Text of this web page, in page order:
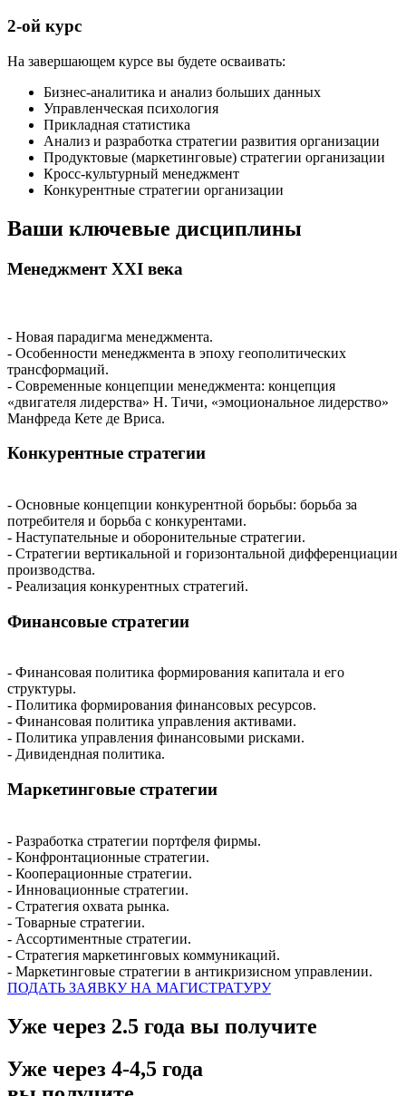
2-ой курс
На завершающем курсе вы будете осваивать:
Бизнес-аналитика и анализ больших данных
Управленческая психология
Прикладная статистика
Анализ и разработка стратегии развития организации
Продуктовые (маркетинговые) стратегии организации
Кросс-культурный менеджмент
Конкурентные стратегии организации
Ваши ключевые дисциплины
Менеджмент XXI века
- Новая парадигма менеджмента.
- Особенности менеджмента в эпоху геополитических
трансформаций.
- Современные концепции менеджмента: концепция
«двигателя лидерства» Н. Тичи, «эмоциональное лидерство»
Манфреда Кете де Вриса.
Конкурентные стратегии
- Основные концепции конкурентной борьбы: борьба за
потребителя и борьба с конкурентами.
- Наступательные и оборонительные стратегии.
- Стратегии вертикальной и горизонтальной дифференциации
производства.
- Реализация конкурентных стратегий.
Финансовые стратегии
- Финансовая политика формирования капитала и его
структуры.
- Политика формирования финансовых ресурсов.
- Финансовая политика управления активами.
- Политика управления финансовыми рисками.
- Дивидендная политика.
Маркетинговые стратегии
- Разработка стратегии портфеля фирмы.
- Конфронтационные стратегии.
- Кооперационные стратегии.
- Инновационные стратегии.
- Стратегия охвата рынка.
- Товарные стратегии.
- Ассортиментные стратегии.
- Стратегия маркетинговых коммуникаций.
- Маркетинговые стратегии в антикризисном управлении.
ПОДАТЬ ЗАЯВКУ НА МАГИСТРАТУРУ
Уже через 2.5 года вы получите
Уже через 4-4,5 года